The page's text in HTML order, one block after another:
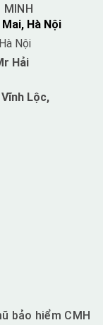
MINH
Hà Nội
Nội
Hải
Lộc,
bảo hiểm CMH